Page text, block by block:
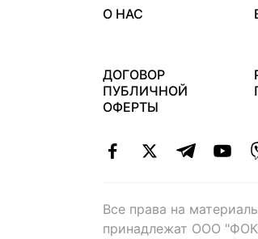
О НАС
ДОГОВОР
ПУБЛИЧНОЙ
ОФЕРТЫ
Все права на
принадлежат ООО